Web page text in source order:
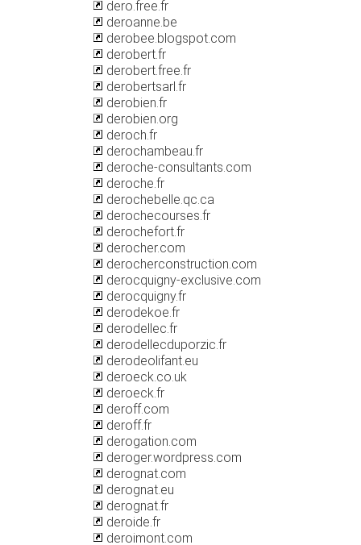
dero.free.fr
deroanne.be
derobee.blogspot.com
derobert.fr
derobert.free.fr
derobertsarl.fr
derobien.fr
derobien.org
deroch.fr
derochambeau.fr
deroche-consultants.com
deroche.fr
derochebelle.qc.ca
derochecourses.fr
derochefort.fr
derocher.com
derocherconstruction.com
derocquigny-exclusive.com
derocquigny.fr
derodekoe.fr
derodellec.fr
derodellecduporzic.fr
derodeolifant.eu
deroeck.co.uk
deroeck.fr
deroff.com
deroff.fr
derogation.com
deroger.wordpress.com
derognat.com
derognat.eu
derognat.fr
deroide.fr
deroimont.com